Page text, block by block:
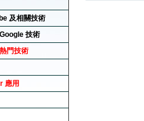
及相關技術
技術
門技術
應用